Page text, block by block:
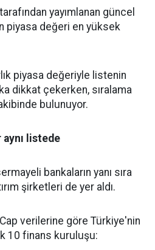
yayımlanan güncel
piyasa değeri en yüksek
piyasa değeriyle listenin
dikkat çekerken, sıralama
bulunuyor.
aynı listede
bankaların yanı sıra
şirketleri de yer aldı.
verilerine göre Türkiye'nin
10 finans kuruluşu: